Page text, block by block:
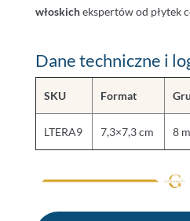
włoskichekspertów od płytek
Dane techniczne i
SKU Format
LTERA9 7,3×7,3 cm 8